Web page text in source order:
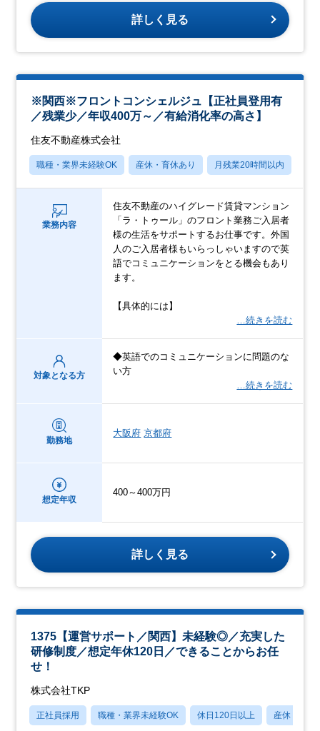
詳しく見る
※関西※フロントコンシェルジュ【正社員登用有
／残業少／年収400万～／有給消化率の高さ】
住友不動産株式会社
職種・業界未経験OK 産休・育休あり 月残業20時間以内
業務内容
住友不動産のハイグレード賃貸マンション
「ラ・トゥール」のフロント業務ご入居者
様の生活をサポートするお仕事です。外国
人のご入居者様もいらっしゃいますので英
語でコミュニケーションをとる機会もあり
ます。
【具体的には】
…続きを読む
対象となる方
◆英語でのコミュニケーションに問題のな
い方
…続きを読む
勤務地
大阪府 京都府
想定年収
400～400万円
詳しく見る
1375【運営サポート／関西】未経験◎／充実した
研修制度／想定年休120日／できることからお任
せ！
株式会社TKP
正社員採用 職種・業界未経験OK 休日120日以上 産休・育休